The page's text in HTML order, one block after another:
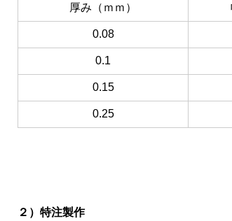
厚み（ｍｍ）
0.08
0.1
0.15
0.25
２）特注製作